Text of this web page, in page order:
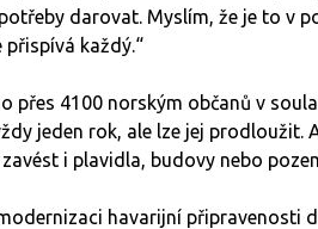
darovat. Myslím, že je to v
přispívá každý.“
přes 4100 norským občanů v
jeden rok, ale lze jej
i plavidla, budovy nebo
havarijní připravenosti